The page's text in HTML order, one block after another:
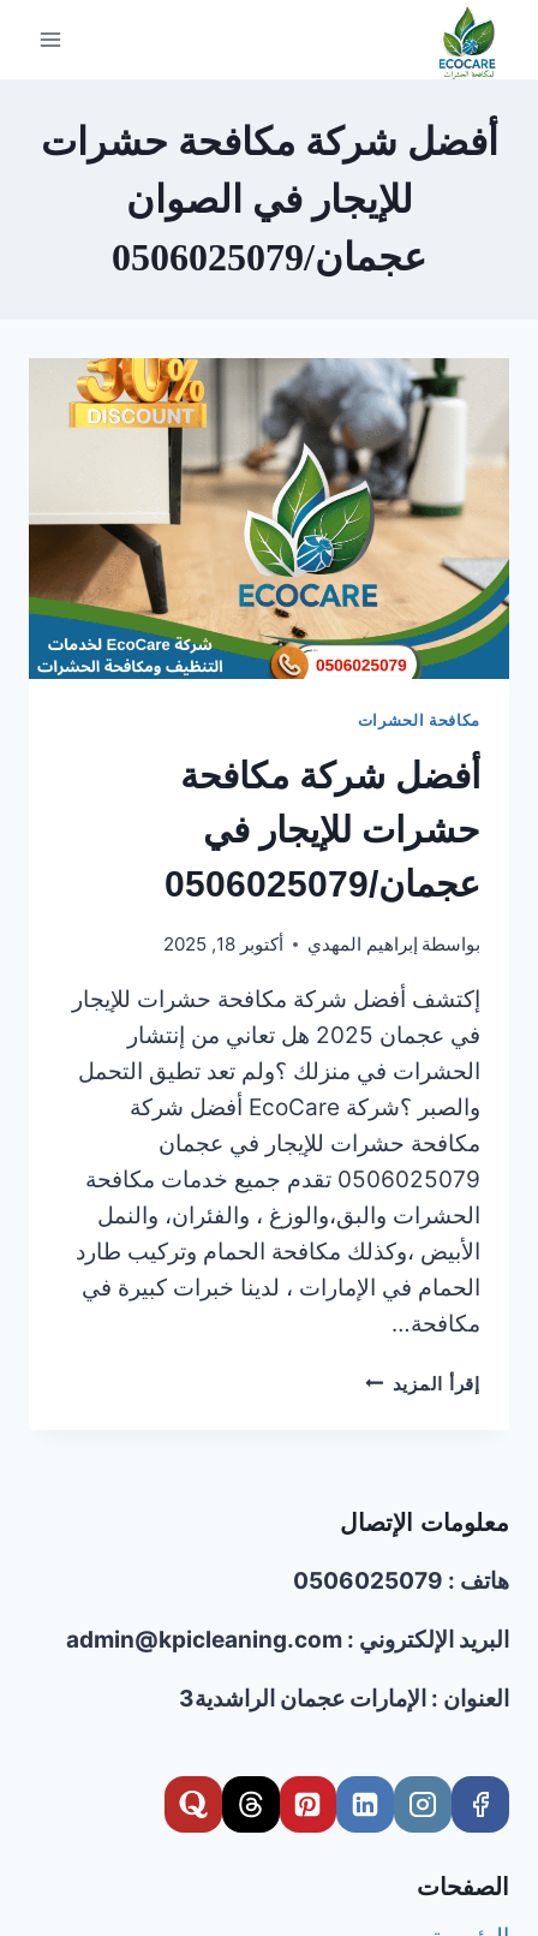
التجاوز
أفضل شركة مكافحة حشرات
للإيجار في الصوان
عجمان/0506025079
مكافحة الحشرات
أفضل شركة مكافحة
حشرات للإيجار في
عجمان/0506025079
بواسطة إبراهيم المهدي أكتوبر 18, 2025
إكتشف أفضل شركة مكافحة حشرات للإيجار
في عجمان 2025 هل تعاني من إنتشار
الحشرات في منزلك ؟ولم تعد تطيق التحمل
والصبر ؟شركة EcoCare أفضل شركة
مكافحة حشرات للإيجار في عجمان
0506025079 تقدم جميع خدمات مكافحة
الحشرات والبق،والوزغ ، والفئران، والنمل
الأبيض ،وكذلك مكافحة الحمام وتركيب طارد
الحمام في الإمارات ، لدينا خبرات كبيرة في
مكافحة…
إقرأ المزيد أفضل
في
معلومات الإتصال
هاتف : 0506025079
البريد الإلكتروني : admin@kpicleaning.com
العنوان : الإمارات عجمان الراشدية3
الصفحات